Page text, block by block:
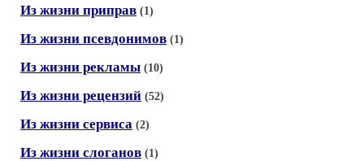
Из жизни приправ (1)
Из жизни псевдонимов (1)
Из жизни рекламы (10)
Из жизни рецензий (52)
Из жизни сервиса (2)
Из жизни слоганов (1)